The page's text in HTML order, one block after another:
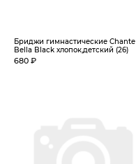
Бриджи гимнастические Chante
Bella Black хлопок,детский (26)
680 ₽